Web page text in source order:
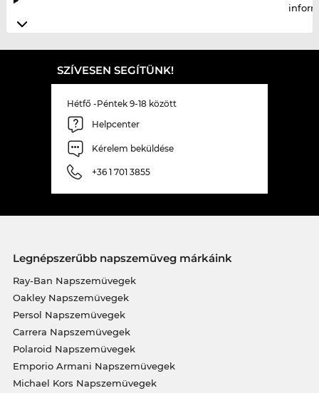
SZÍVESEN SEGÍTÜNK!
Hétfő -Péntek 9-18 között
Helpcenter
Kérelem beküldése
+36 1 701 3855
Legnépszerűbb napszemüveg márkáink
Ray-Ban Napszemüvegek
Oakley Napszemüvegek
Persol Napszemüvegek
Carrera Napszemüvegek
Polaroid Napszemüvegek
Emporio Armani Napszemüvegek
Michael Kors Napszemüvegek